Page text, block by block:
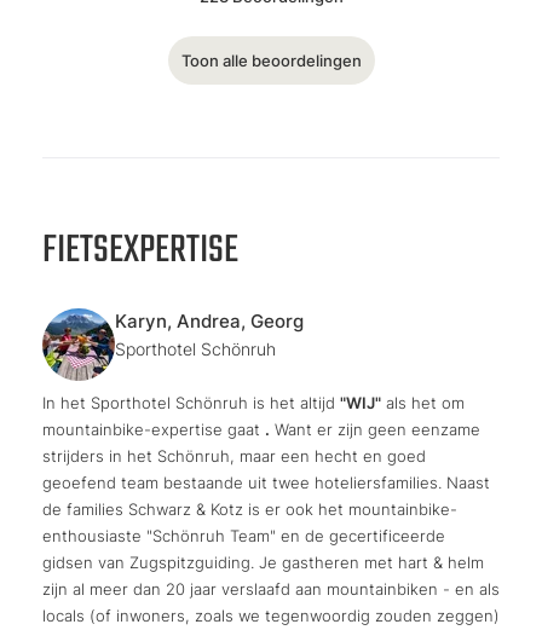
Toon alle beoordelingen
FIETSEXPERTISE
Karyn, Andrea, Georg
Sporthotel Schönruh
In het Sporthotel Schönruh is het altijd "WIJ" als het om
mountainbike-expertise gaat . Want er zijn geen eenzame
strijders in het Schönruh, maar een hecht en goed
geoefend team bestaande uit twee hoteliersfamilies. Naast
de families Schwarz & Kotz is er ook het mountainbike-
enthousiaste "Schönruh Team" en de gecertificeerde
gidsen van Zugspitzguiding. Je gastheren met hart & helm
zijn al meer dan 20 jaar verslaafd aan mountainbiken - en als
locals (of inwoners, zoals we tegenwoordig zouden zeggen)